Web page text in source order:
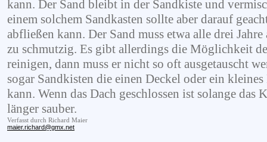
kann. Der Sand bleibt in der Sandkiste und
einem solchem Sandkasten sollte aber darauf
abfließen kann. Der Sand muss etwa alle drei
zu schmutzig. Es gibt allerdings die Möglichkeit
reinigen, dann muss er nicht so oft ausgetauscht
sogar Sandkisten die einen Deckel oder ein
kann. Wenn das Dach geschlossen ist solange
länger sauber.
Verfasst durch Richard Maier
maier.richard@gmx.net